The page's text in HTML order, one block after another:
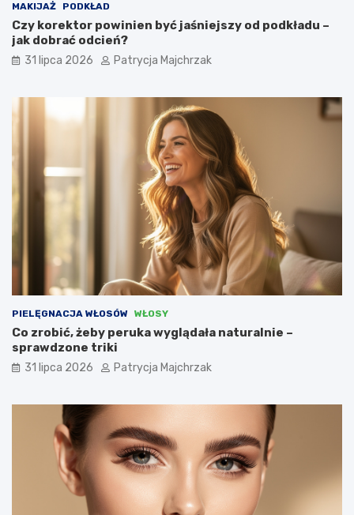
MAKIJAŻ PODKŁAD
Czy korektor powinien być jaśniejszy od podkładu –
jak dobrać odcień?
31 lipca 2026 Patrycja Majchrzak
PIELĘGNACJA WŁOSÓW WŁOSY
Co zrobić, żeby peruka wyglądała naturalnie –
sprawdzone triki
31 lipca 2026 Patrycja Majchrzak